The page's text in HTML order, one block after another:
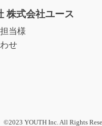
部品のかんたん組立作業
も大歓迎です！バルコニー部
月以上）
円～時給1500円
原市
株式会社ユース
当様
せ
©2023 YOUTH Inc. All Rights